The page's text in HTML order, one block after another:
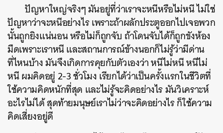
ปัญหาใหญ่จริงๆ มันอยู่ที่ว่าเราจะหนีหรือไม่หนี ไม่ใช่
ปัญหาว่าจะหนีอย่างไร เพราะถ้าผลักประตูออกไปเจอพวก
นั้นถูกยิงแน่นอน หรือไม่ก็ถูกจับ ถ้าโดนจับได้ก็ถูกขังห้อง
มืดเพราะเราหนี และสถานการณ์ข้างนอกก็ไม่รู้ว่ามีด่าน
ที่ไหนบ้าง มันจึงเกิดการคุยกับตัวเองว่า หนีไม่หนี หนีไม่
หนี ผมคิดอยู่ 2-3 ชั่วโมง เรียกได้ว่าเป็นครั้งแรกในชีวิตที่
ใช้ความคิดหนักที่สุด และไม่รู้จะคิดอย่างไร มันวิเคราะห์
อะไรไม่ได้ สุดท้ายมนุษย์เราไม่ว่าจะคิดอย่างไร ก็ใช้ความ
คิดเสี่ยงอยู่ดี